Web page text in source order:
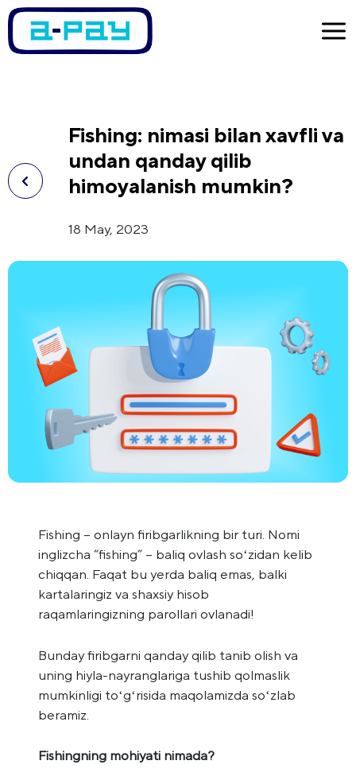
Fishing: nimasi bilan xavfli va
undan qanday qilib
himoyalanish mumkin?
18 May, 2023
Fishing – onlayn firibgarlikning bir turi. Nomi
inglizcha “fishing” – baliq ovlash soʻzidan kelib
chiqqan. Faqat bu yerda baliq emas, balki
kartalaringiz va shaxsiy hisob
raqamlaringizning parollari ovlanadi!
Bunday firibgarni qanday qilib tanib olish va
uning hiyla-nayranglariga tushib qolmaslik
mumkinligi toʻgʻrisida maqolamizda soʻzlab
beramiz.
Fishingning mohiyati nimada?